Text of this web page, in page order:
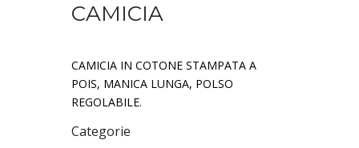
CAMICIA
CAMICIA IN COTONE STAMPATA A
POIS, MANICA LUNGA, POLSO
REGOLABILE.
Categorie